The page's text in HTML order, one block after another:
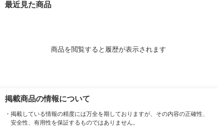
最近見た商品
商品を閲覧すると履歴が表示されます
掲載商品の情報について
・ 掲載している情報の精度には万全を期しておりますが、その内容の正確性、
安全性、有用性を保証するものではありません。